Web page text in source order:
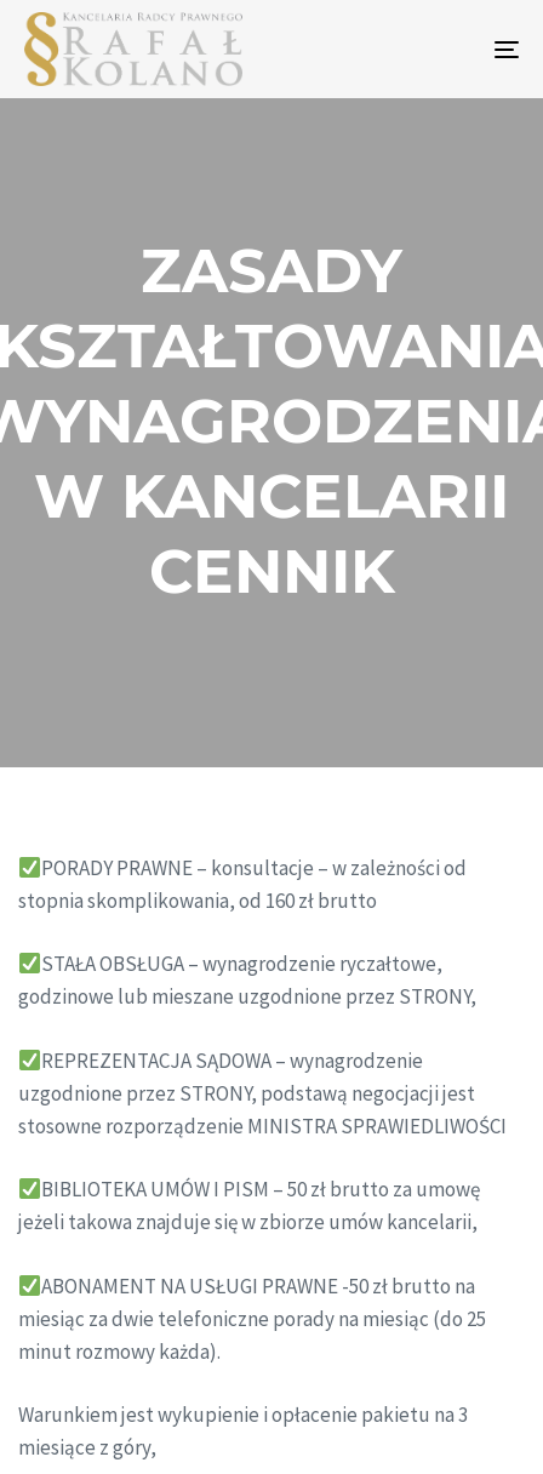
ZASADY
W KANCELARII
CENNIK
PORADY PRAWNE – konsultacje – w zależności od
stopnia skomplikowania, od 160 zł brutto
STAŁA OBSŁUGA – wynagrodzenie ryczałtowe,
godzinowe lub mieszane uzgodnione przez STRONY,
REPREZENTACJA SĄDOWA – wynagrodzenie
uzgodnione przez STRONY, podstawą negocjacji jest
stosowne rozporządzenie MINISTRA SPRAWIEDLIWOŚCI
BIBLIOTEKA UMÓW I PISM – 50 zł brutto za umowę
jeżeli takowa znajduje się w zbiorze umów kancelarii,
ABONAMENT NA USŁUGI PRAWNE -50 zł brutto na
miesiąc za dwie telefoniczne porady na miesiąc (do 25
minut rozmowy każda).
Warunkiem jest wykupienie i opłacenie pakietu na 3
miesiące z góry,